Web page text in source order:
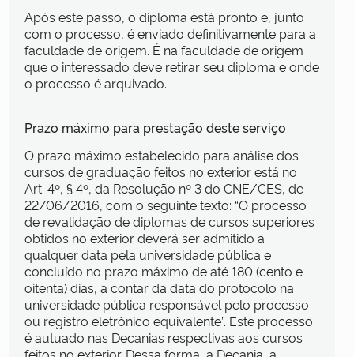
Após este passo, o diploma está pronto e, junto
com o processo, é enviado definitivamente para a
faculdade de origem. É na faculdade de origem
que o interessado deve retirar seu diploma e onde
o processo é arquivado.
Prazo máximo para prestação deste serviço
O prazo máximo estabelecido para análise dos
cursos de graduação feitos no exterior está no
Art. 4º, § 4º, da Resolução nº 3 do CNE/CES, de
22/06/2016, com o seguinte texto: “O processo
de revalidação de diplomas de cursos superiores
obtidos no exterior deverá ser admitido a
qualquer data pela universidade pública e
concluído no prazo máximo de até 180 (cento e
oitenta) dias, a contar da data do protocolo na
universidade pública responsável pelo processo
ou registro eletrônico equivalente”. Este processo
é autuado nas Decanias respectivas aos cursos